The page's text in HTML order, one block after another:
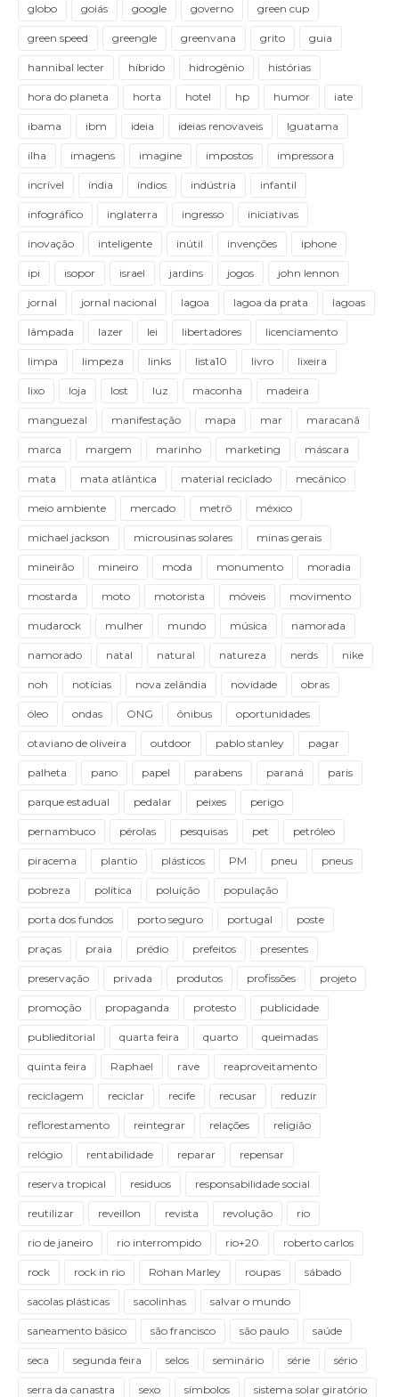
globo goiás google governo green cup
green speed greengle greenvana grito guia
hannibal lecter híbrido hidrogênio histórias
hora do planeta horta hotel hp humor iate
ibama ibm ideia ideias renovaveis Iguatama
ilha imagens imagine impostos impressora
incrível índia índios indústria infantil
infográfico inglaterra ingresso iniciativas
inovação inteligente inútil invenções iphone
ipi isopor israel jardins jogos john lennon
jornal jornal nacional lagoa lagoa da prata lagoas
lâmpada lazer lei libertadores licenciamento
limpa limpeza links lista10 livro lixeira
lixo loja lost luz maconha madeira
manguezal manifestação mapa mar maracanã
marca margem marinho marketing máscara
mata mata atlântica material reciclado mecânico
meio ambiente mercado metrô méxico
michael jackson microusinas solares minas gerais
mineirão mineiro moda monumento moradia
mostarda moto motorista móveis movimento
mudarock mulher mundo música namorada
namorado natal natural natureza nerds nike
noh notícias nova zelândia novidade obras
óleo ondas ONG ônibus oportunidades
otaviano de oliveira outdoor pablo stanley pagar
palheta pano papel parabens paraná paris
parque estadual pedalar peixes perigo
pernambuco pérolas pesquisas pet petróleo
piracema plantio plásticos PM pneu pneus
pobreza política poluição população
porta dos fundos porto seguro portugal poste
praças praia prédio prefeitos presentes
preservação privada produtos profissões projeto
promoção propaganda protesto publicidade
publieditorial quarta feira quarto queimadas
quinta feira Raphael rave reaproveitamento
reciclagem reciclar recife recusar reduzir
reflorestamento reintegrar relações religião
relógio rentabilidade reparar repensar
reserva tropical residuos responsabilidade social
reutilizar reveillon revista revolução rio
rio de janeiro rio interrompido rio+20 roberto carlos
rock rock in rio Rohan Marley roupas sábado
sacolas plásticas sacolinhas salvar o mundo
saneamento básico são francisco são paulo saúde
seca segunda feira selos seminário série sério
serra da canastra sexo símbolos sistema solar giratório